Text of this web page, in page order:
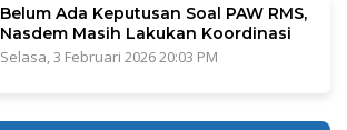
Belum Ada Keputusan Soal PAW RMS,
Nasdem Masih Lakukan Koordinasi
Selasa, 3 Februari 2026 20:03 PM